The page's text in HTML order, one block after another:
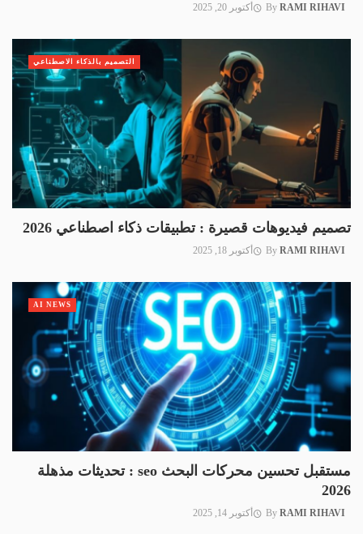
By RAMI RIHAVI أكتوبر 20, 2025
تصميم فيديوهات قصيرة : تطبيقات ذكاء اصطناعي 2026
By RAMI RIHAVI أكتوبر 18, 2025
التصميم بالذكاء الاصطناعي
مستقبل تحسين محركات البحث seo : تحديثات مذهلة
2026
By RAMI RIHAVI أكتوبر 14, 2025
AI NEWS